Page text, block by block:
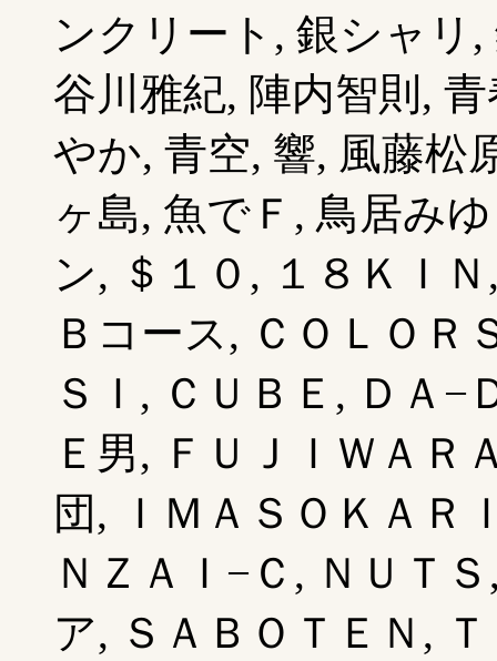
ンクリート, 銀シャリ
谷川雅紀, 陣内智則,
やか, 青空, 響, 風藤松
ヶ島, 魚でＦ, 鳥居み
ン, ＄１０, １８ＫＩ
Ｂコース, ＣＯＬＯＲ
ＳＩ, ＣＵＢＥ, ＤＡ−
Ｅ男, ＦＵＪＩＷＡ
団, ＩＭＡＳＯＫＡＲ
ＮＺＡＩ−Ｃ, ＮＵＴ
ア, ＳＡＢＯＴＥＮ,